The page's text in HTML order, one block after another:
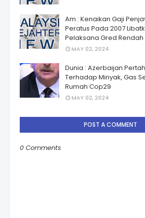
Am : Kenaikan Gaji
Peratus Pada 2007
Pelaksana Gred Rendah
MAY 02, 2024
Dunia : Azerbaijan
Terhadap Minyak, Gas
Rumah Cop29
MAY 02, 2024
POST A COMMENT
0 Comments